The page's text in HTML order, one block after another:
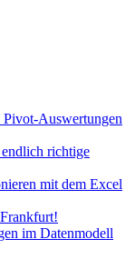
Pivot-Auswertungen
richtige
mit dem Excel
im Datenmodell